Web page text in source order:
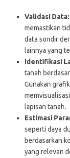
Validasi Data:
memastikan
data sondir
lainnya yang
Identifikasi
tanah
Gunakan
lapisan tanah.
Estimasi
seperti daya
berdasarkan
yang relevan